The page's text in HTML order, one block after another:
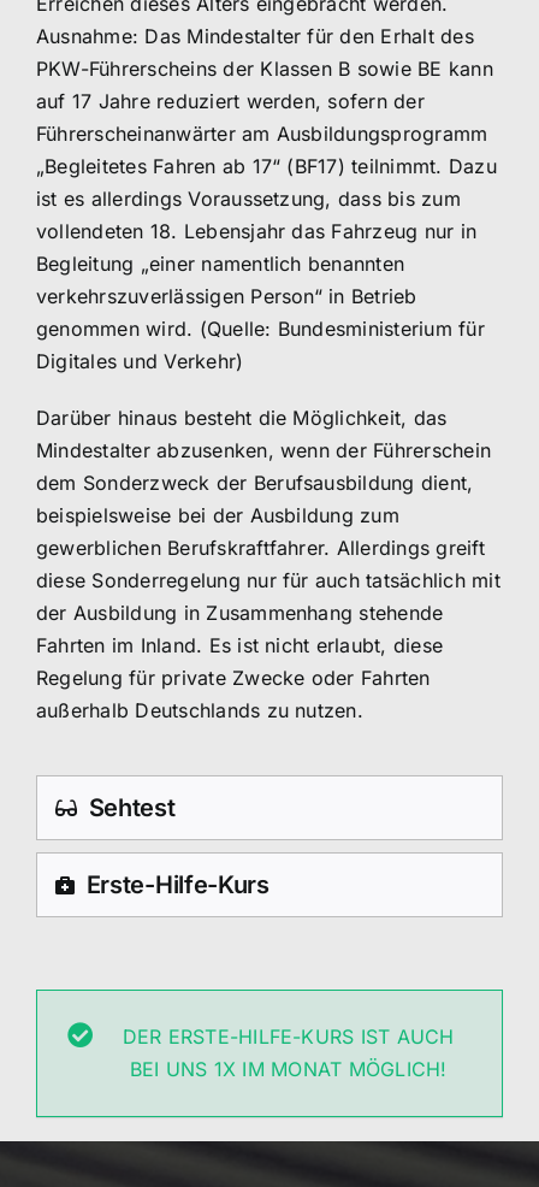
Ausnahme: Das Mindestalter für den Erhalt des
PKW-Führerscheins der Klassen B sowie BE kann
auf 17 Jahre reduziert werden, sofern der
Führerscheinanwärter am Ausbildungsprogramm
„Begleitetes Fahren ab 17“ (BF17) teilnimmt. Dazu
ist es allerdings Voraussetzung, dass bis zum
vollendeten 18. Lebensjahr das Fahrzeug nur in
Begleitung „einer namentlich benannten
verkehrszuverlässigen Person“ in Betrieb
genommen wird. (Quelle: Bundesministerium für
Digitales und Verkehr)
Darüber hinaus besteht die Möglichkeit, das
Mindestalter abzusenken, wenn der Führerschein
dem Sonderzweck der Berufsausbildung dient,
beispielsweise bei der Ausbildung zum
gewerblichen Berufskraftfahrer. Allerdings greift
diese Sonderregelung nur für auch tatsächlich mit
der Ausbildung in Zusammenhang stehende
Fahrten im Inland. Es ist nicht erlaubt, diese
Regelung für private Zwecke oder Fahrten
außerhalb Deutschlands zu nutzen.
Sehtest
Erste-Hilfe-Kurs
DER ERSTE-HILFE-KURS IST AUCH
BEI UNS 1X IM MONAT MÖGLICH!